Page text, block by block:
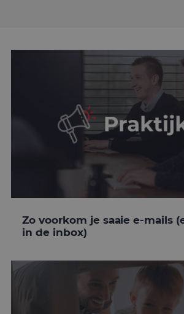
Zo voorkom je saaie e-mails
in de inbox)